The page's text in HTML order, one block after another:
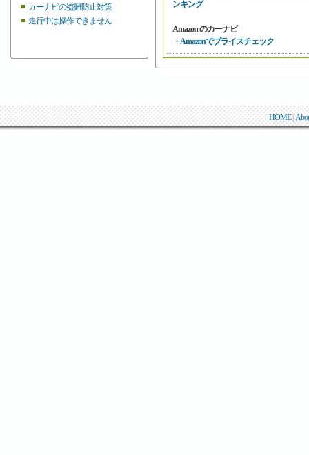
カーナビの盗難防止対策
走行中は操作できません
ンキング
Amazon のカーナビ
・Amazonでプライスチェック
HOME|